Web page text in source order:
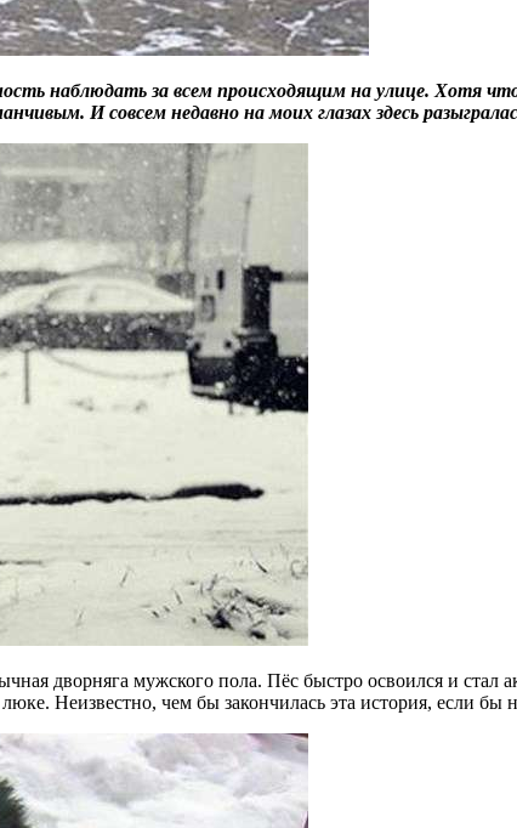
наблюдать за всем происходящим на улице. Хотя
И совсем недавно на моих глазах здесь
дворняга мужского пола. Пёс быстро освоился и стал
Неизвестно, чем бы закончилась эта история, если